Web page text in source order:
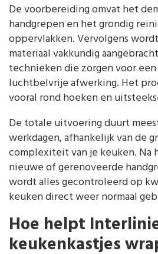
De voorbereiding omvat het
handgrepen en het grondig
oppervlakken. Vervolgens
materiaal vakkundig
technieken die zorgen voor
luchtbelvrije afwerking. Het
vooral rond hoeken en
De totale uitvoering duurt
werkdagen, afhankelijk van de
complexiteit van je keuken. Na
nieuwe of gerenoveerde
wordt alles gecontroleerd op
keuken direct weer normaal
Hoe helpt
keukenkastjes